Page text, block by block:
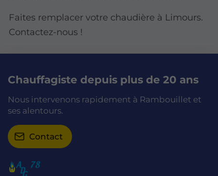
Faites remplacer votre chaudière à Limours.
Contactez-nous !
Chauffagiste depuis plus de 20 ans
Nous intervenons rapidement à Rambouillet et
ses alentours.
Contact